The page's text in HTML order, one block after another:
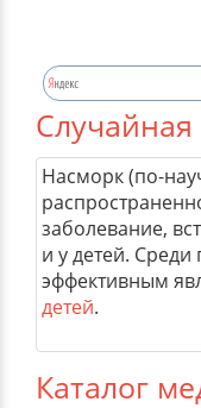
Случайная
Насморк (по-
заболевание,
и у детей.
эффективным
детей.
Каталог